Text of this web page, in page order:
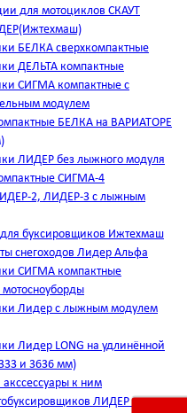
для мотоциклов СКАУТ
БЕЛКА сверхкомпактные
ДЕЛЬТА компактные
СИГМА компактные с
модулем
БЕЛКА на ВАРИАТОРЕ
ЛИДЕР без лыжного модуля
СИГМА-4
2, ЛИДЕР-3 c лыжным
буксировщиков Ижтехмаш
снегоходов Лидер Альфа
СИГМА компактные
Лидер с лыжным модулем
Лидер LONG на удлинённой
и 3636 мм)
к ним
ЛИДЕР пр-во